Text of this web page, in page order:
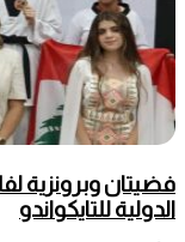
فضيتان وبرونزية
الدولية للتايكواندو